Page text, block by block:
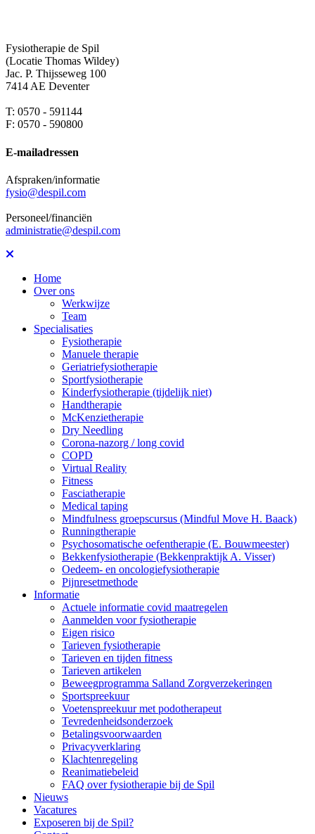
Fysiotherapie de Spil
(Locatie Thomas Wildey)
Jac. P. Thijsseweg 100
7414 AE Deventer
T: 0570 - 591144
F: 0570 - 590800
E-mailadressen
Afspraken/informatie
fysio@despil.com
Personeel/financiën
administratie@despil.com
Home
Over ons
Werkwijze
Team
Specialisaties
Fysiotherapie
Manuele therapie
Geriatriefysiotherapie
Sportfysiotherapie
Kinderfysiotherapie (tijdelijk niet)
Handtherapie
McKenzietherapie
Dry Needling
Corona-nazorg / long covid
COPD
Virtual Reality
Fitness
Fasciatherapie
Medical taping
Mindfulness groepscursus (Mindful Move H. Baack)
Runningtherapie
Psychosomatische oefentherapie (E. Bouwmeester)
Bekkenfysiotherapie (Bekkenpraktijk A. Visser)
Oedeem- en oncologiefysiotherapie
Pijnresetmethode
Informatie
Actuele informatie covid maatregelen
Aanmelden voor fysiotherapie
Eigen risico
Tarieven fysiotherapie
Tarieven en tijden fitness
Tarieven artikelen
Beweegprogramma Salland Zorgverzekeringen
Sportspreekuur
Voetenspreekuur met podotherapeut
Tevredenheidsonderzoek
Betalingsvoorwaarden
Privacyverklaring
Klachtenregeling
Reanimatiebeleid
FAQ over fysiotherapie bij de Spil
Nieuws
Vacatures
Exposeren bij de Spil?